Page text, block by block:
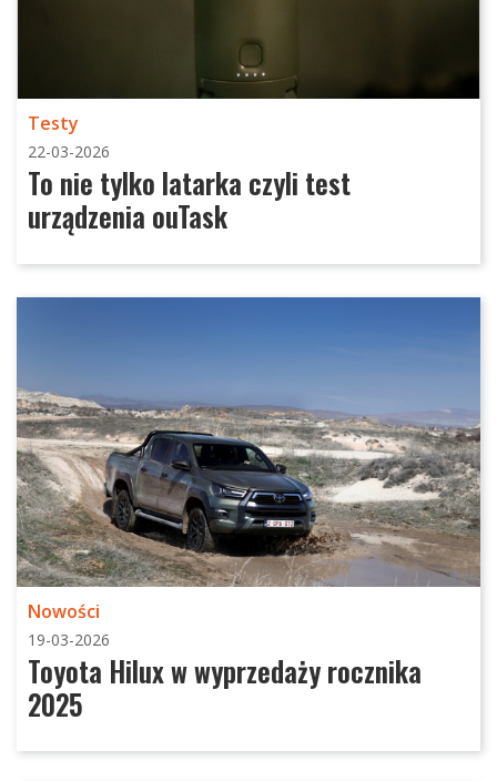
Testy
22-03-2026
To nie tylko latarka czyli test
urządzenia ouTask
Nowości
19-03-2026
Toyota Hilux w wyprzedaży rocznika
2025